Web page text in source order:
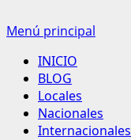
Menú principal
INICIO
BLOG
Locales
Nacionales
Internacionales